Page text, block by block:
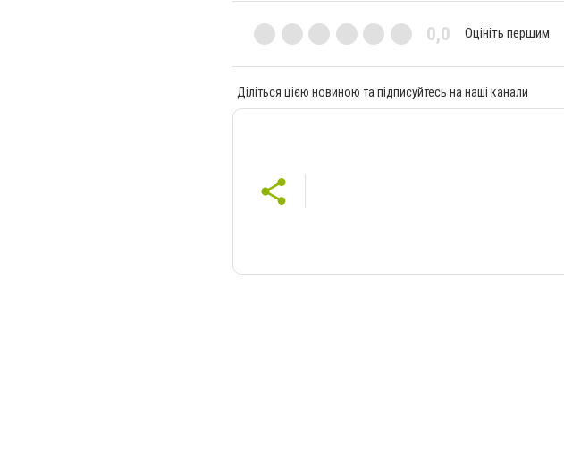
0,0 Оцініть першим
Діліться цією новиною та підписуйтесь на наші канали